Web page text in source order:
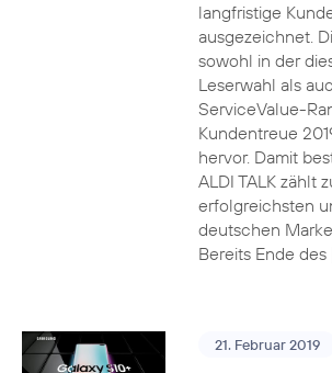
langfristige
ausgezeichnet.
sowohl in der
Leserwahl als
ServiceValue-
Kundentreue
hervor. Damit
ALDI TALK zählt
erfolgreichsten
deutschen
Bereits Ende
21. Februar 2019